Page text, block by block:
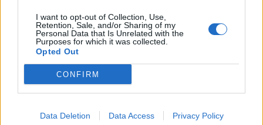
I want to opt-out of Collection, Use,
Retention, Sale, and/or Sharing of my
Personal Data that Is Unrelated with the
Purposes for which it was collected.
Opted Out
CONFIRM
Data Deletion Data Access Privacy Policy